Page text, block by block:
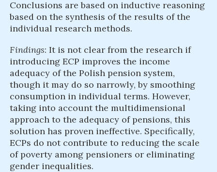
Conclusions are based on inductive reasoning
based on the synthesis of the results of the
individual research methods.
Findings: It is not clear from the research if
introducing ECP improves the income
adequacy of the Polish pension system,
though it may do so narrowly, by smoothing
consumption in individual terms. However,
taking into account the multidimensional
approach to the adequacy of pensions, this
solution has proven ineffective. Specifically,
ECPs do not contribute to reducing the scale
of poverty among pensioners or eliminating
gender inequalities.